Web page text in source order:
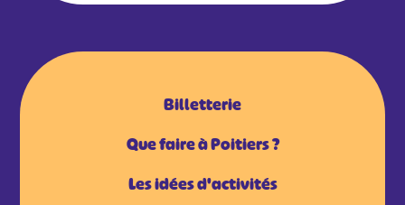
Billetterie
Que faire à Poitiers ?
Les idées d'activités